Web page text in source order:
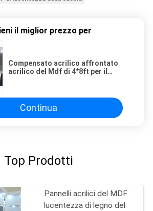
il miglior prezzo per
Compensato acrilico affrontato
acrilico del Mdf di 4*8ft per il
Continua
Top Prodotti
Pannelli acrilici del MDF
lucentezza di legno del